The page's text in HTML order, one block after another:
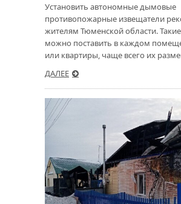
Установить автономные дымовые
противопожарные извещатели
жителям Тюменской области.
можно поставить в каждом
или квартиры, чаще всего их
ДАЛЕЕ